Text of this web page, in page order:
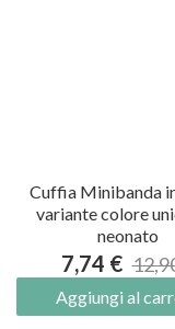
Cuffia Minibanda
variante colore
neonato
7,74 €
Aggiungi al